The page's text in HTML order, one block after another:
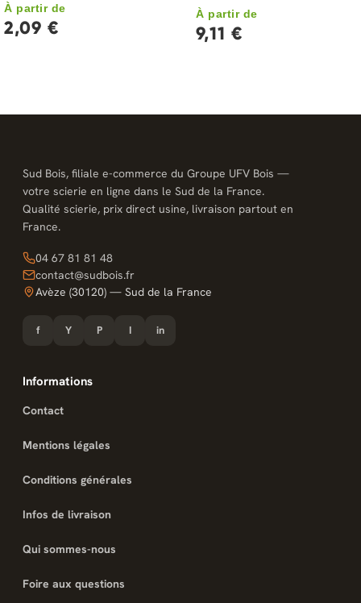
À partir de
2,09 €
À partir de
9,11 €
Sud Bois, filiale e-commerce du Groupe UFV Bois —
votre scierie en ligne dans le Sud de la France.
Qualité scierie, prix direct usine, livraison partout en
France.
04 67 81 81 48
contact@sudbois.fr
Avèze (30120) — Sud de la France
f Y P I in
Informations
Contact
Mentions légales
Conditions générales
Infos de livraison
Qui sommes-nous
Foire aux questions